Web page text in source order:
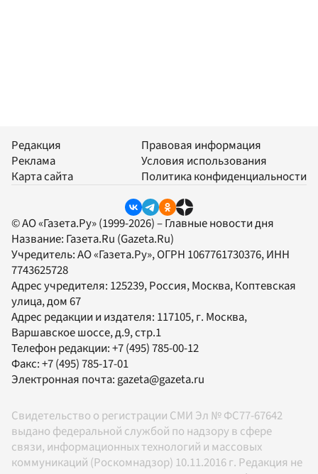
Редакция
Реклама
Карта сайта
Правовая информация
Условия использования
Политика конфиденциальности
© АО «Газета.Ру» (1999-2026) – Главные новости дня
Название: Газета.Ru (Gazeta.Ru)
Учредитель:АО «Газета.Ру», ОГРН 1067761730376, ИНН
7743625728
Адрес учредителя: 125239, Россия, Москва, Коптевская
улица, дом 67
Адрес редакции и издателя: 117105, г. Москва,
Варшавское шоссе, д.9, стр.1
Телефон редакции:+7 (495) 785-00-12
Факс:+7 (495) 785-17-01
Электронная почта:gazeta@gazeta.ru
Свидетельство о регистрации СМИ Эл № ФС77-67642
выдано федеральной службой по надзору в сфере
связи, информационных технологий и массовых
коммуникаций (Роскомнадзор) 10.11.2016 г. Редакция не